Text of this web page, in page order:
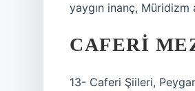
yaygın inanç, Müridizm
CAFERI
13- Caferi Şiileri,